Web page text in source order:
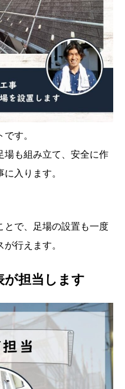
す。
場も組み立て、安全に作
入ります。
とで、足場の設置も一度
行えます。
が担当します